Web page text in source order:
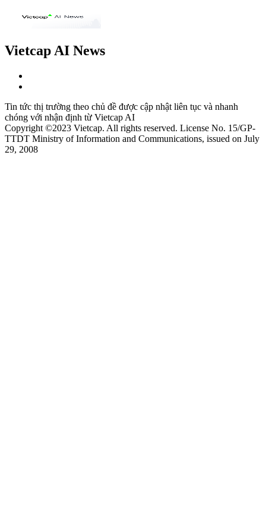
Vietcap AI News
Tin tức thị trường theo chủ đề được cập nhật liên tục và nhanh
chóng với nhận định từ Vietcap AI
Copyright ©2023 Vietcap. All rights reserved. License No. 15/GP-
TTDT Ministry of Information and Communications, issued on July
29, 2008